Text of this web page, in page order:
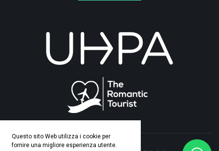
Questo sito Web utilizza i cookie per
fornire una migliore esperienza utente.